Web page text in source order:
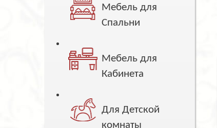
Мебель для
Спальни
Мебель для
Кабинета
Для Детской
комнаты